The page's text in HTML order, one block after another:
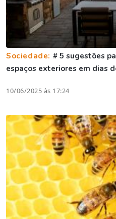
Sociedade: # 5 sugestões
espaços exteriores em dias
10/06/2025 às 17:24